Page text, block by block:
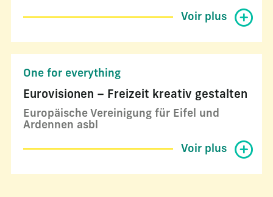
Voir plus
One for everything
Eurovisionen – Freizeit kreativ gestalten
Europäische Vereinigung für Eifel und
Ardennen asbl
Voir plus